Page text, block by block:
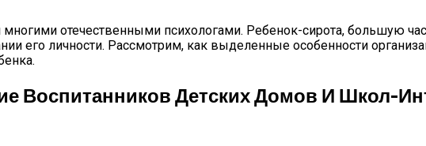
отечественными психологами. Ребенок-сирота, большую
его личности. Рассмотрим, как выделенные особенности
Воспитанников Детских Домов И Школ-